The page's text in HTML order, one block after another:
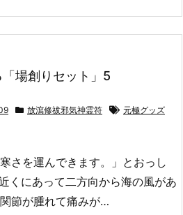
場創りセット」5
放瀉修祓邪気神霊符 元極グッズ
さを運んできます。」とおっし
くにあって二方向から海の風があ
節が腫れて痛みが…